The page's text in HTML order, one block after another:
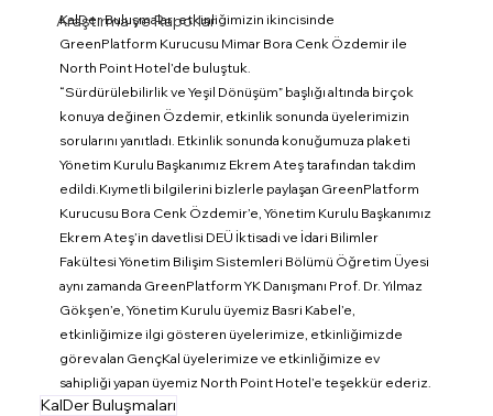
Araştırma ve Raporlar
KalDer Buluşmaları etkinliğimizin ikincisinde
GreenPlatform Kurucusu Mimar Bora Cenk Özdemir ile
North Point Hotel’de buluştuk.
“Sürdürülebilirlik ve Yeşil Dönüşüm” başlığı altında birçok
konuya değinen Özdemir, etkinlik sonunda üyelerimizin
sorularını yanıtladı. Etkinlik sonunda konuğumuza plaketi
Yönetim Kurulu Başkanımız Ekrem Ateş tarafından takdim
edildi.Kıymetli bilgilerini bizlerle paylaşan GreenPlatform
Kurucusu Bora Cenk Özdemir’e, Yönetim Kurulu Başkanımız
Ekrem Ateş’in davetlisi DEÜ İktisadi ve İdari Bilimler
Fakültesi Yönetim Bilişim Sistemleri Bölümü Öğretim Üyesi
aynı zamanda GreenPlatform YK Danışmanı Prof. Dr. Yılmaz
Gökşen’e, Yönetim Kurulu üyemiz Basri Kabel’e,
etkinliğimize ilgi gösteren üyelerimize, etkinliğimizde
görev alan GençKal üyelerimize ve etkinliğimize ev
sahipliği yapan üyemiz North Point Hotel’e teşekkür ederiz.
KalDer Buluşmaları